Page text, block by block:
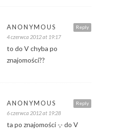
Reply
ANONYMOUS
4 czerwca 2012 at 19:17
to do V chyba po
znajomości??
Reply
ANONYMOUS
6 czerwca 2012 at 19:28
ta po znajomości -,- do V